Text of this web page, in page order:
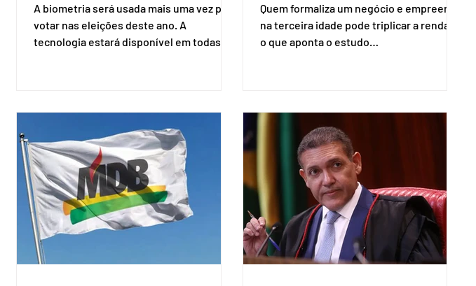
A biometria será usada mais uma vez para
votar nas eleições deste ano. A
tecnologia estará disponível em todas as
Se o título estiver regular, o eleitor pode
votar mesmo sem ter realizado esse
cadastro. Neste caso, será exigido o
documento de identificação para acesso
à urna eletrônica. Se a urna eletrônica
não reconh
Quem formaliza um negócio e empreende
na terceira idade pode triplicar a renda. É
o que aponta o estudo
Empresas (Sebrae), realizado a partir de
dados do Instituto Brasileiro de
Geografia e Estatística (IBGE). O estudo
do Sebrae mostra que, no quarto
trimestre de 2025, os empreendedores
60+ formalizados atingiram o maior
rendime